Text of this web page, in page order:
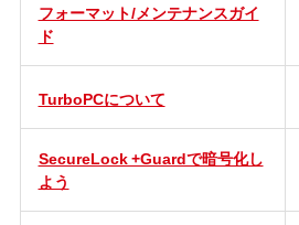
フォーマット/メンテナンスガイ
ド
TurboPCについて
SecureLock +Guardで暗号化し
よう